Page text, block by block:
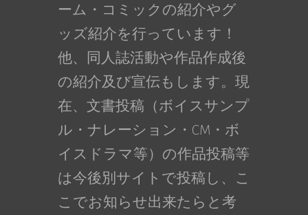
ーム・コミックの紹介やグ
ッズ紹介を行っています！
他、同人誌活動や作品作成後
の紹介及び宣伝もします。現
在、文書投稿（ボイスサンプ
ル・ナレーション・CM・ボ
イスドラマ等）の作品投稿等
は今後別サイトで投稿し、こ
こでお知らせ出来たらと考